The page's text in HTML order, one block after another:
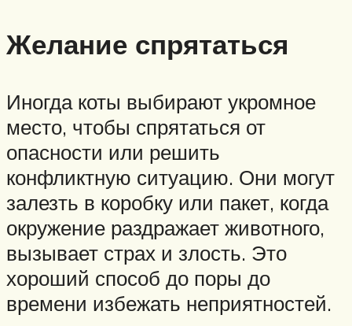
Желание спрятаться
Иногда коты выбирают укромное
место, чтобы спрятаться от
опасности или решить
конфликтную ситуацию. Они могут
залезть в коробку или пакет, когда
окружение раздражает животного,
вызывает страх и злость. Это
хороший способ до поры до
времени избежать неприятностей.